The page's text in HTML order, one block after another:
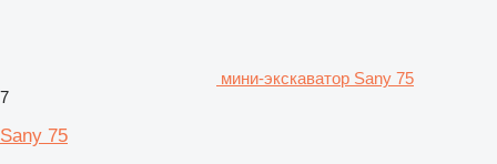
мини-экскаватор Sany 75
7
Sany 75